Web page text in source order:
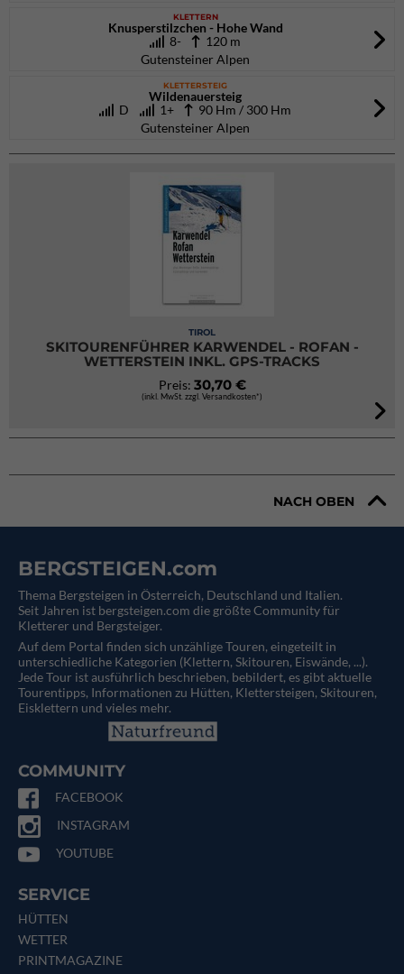
KLETTERN
Knusperstilzchen - Hohe Wand
8-
120 m
Gutensteiner Alpen
KLETTERSTEIG
Wildenauersteig
D
1+
90 Hm / 300 Hm
Gutensteiner Alpen
TIROL
SKITOURENFÜHRER KARWENDEL - ROFAN -
WETTERSTEIN INKL. GPS-TRACKS
Preis: 30,70 €
(inkl. MwSt. zzgl. Versandkosten*)
NACH OBEN
BERGSTEIGEN.com
Thema Bergsteigen in Österreich, Deutschland und Italien.
Seit Jahren ist bergsteigen.com die größte Community für
Kletterer und Bergsteiger.
Auf dem Portal finden sich unzählige Touren, eingeteilt in
unterschiedliche Kategorien (Klettern, Skitouren, Eiswände, ...).
Jede Tour ist ausführlich beschrieben, bebildert, es gibt aktuelle
Tourentipps, Informationen zu Hütten, Klettersteigen, Skitouren,
Eisklettern und vieles mehr.
COMMUNITY
FACEBOOK
INSTAGRAM
YOUTUBE
SERVICE
HÜTTEN
WETTER
PRINTMAGAZINE